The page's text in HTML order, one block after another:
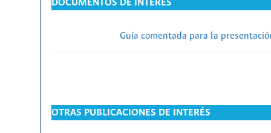
DOCUMENTOS DE INTERÉS
Guía comentada para la
OTRAS PUBLICACIONES DE INTERÉS